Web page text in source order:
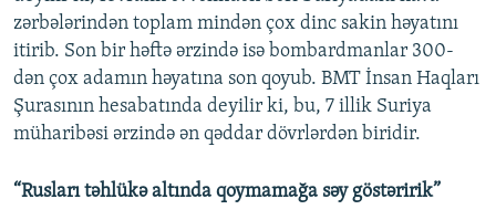
zərbələrindən toplam mindən çox dinc sakin həyatını
itirib. Son bir həftə ərzində isə bombardmanlar 300-
dən çox adamın həyatına son qoyub. BMT İnsan Haqları
Şurasının hesabatında deyilir ki, bu, 7 illik Suriya
müharibəsi ərzində ən qəddar dövrlərdən biridir.
“Rusları təhlükə altında qoymamağa səy göstəririk”